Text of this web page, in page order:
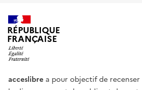
RÉPUBLIQUE
FRANÇAISE
acceslibre a pour objectif de